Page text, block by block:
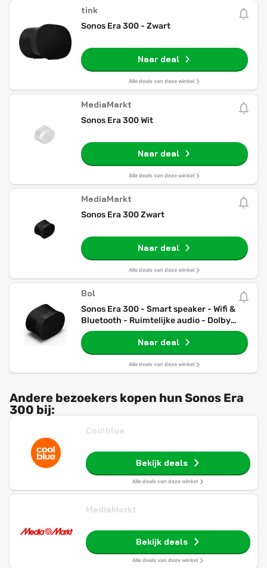
tink
Sonos Era 300 - Zwart
Naar deal
Alle deals van deze winkel
MediaMarkt
Sonos Era 300 Wit
Naar deal
Alle deals van deze winkel
MediaMarkt
Sonos Era 300 Zwart
Naar deal
Alle deals van deze winkel
Bol
Sonos Era 300 - Smart speaker - Wifi &
Bluetooth - Ruimtelijke audio - Dolby
Atmos - Zwart
Naar deal
Alle deals van deze winkel
Andere bezoekers kopen hun Sonos Era
300 bij:
Coolblue
Bekijk deals
Alle deals van deze winkel
MediaMarkt
Bekijk deals
Alle deals van deze winkel